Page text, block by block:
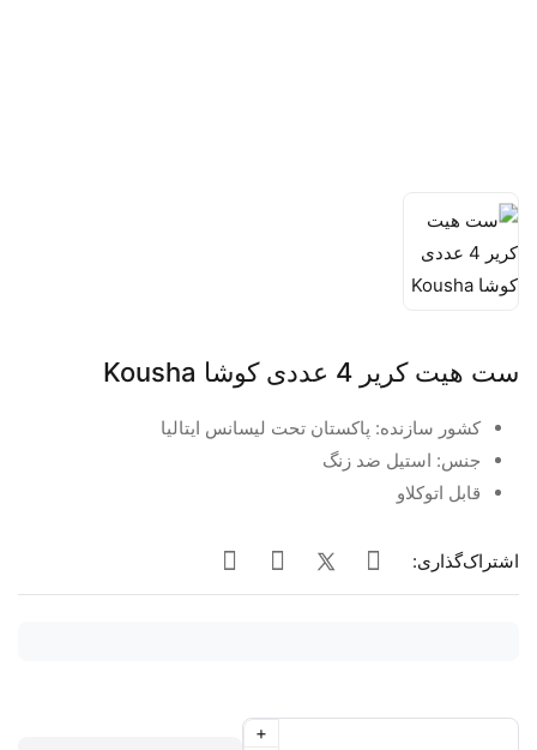
ست هیت کریر 4 عددی کوشا Kousha
کشور سازنده: پاکستان تحت لیسانس ایتالیا
جنس: استیل ضد زنگ
قابل اتوکلاو
اشتراک‌گذاری:
+